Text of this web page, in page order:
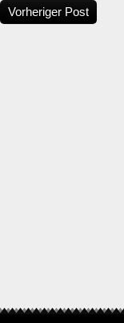
Vorheriger Post